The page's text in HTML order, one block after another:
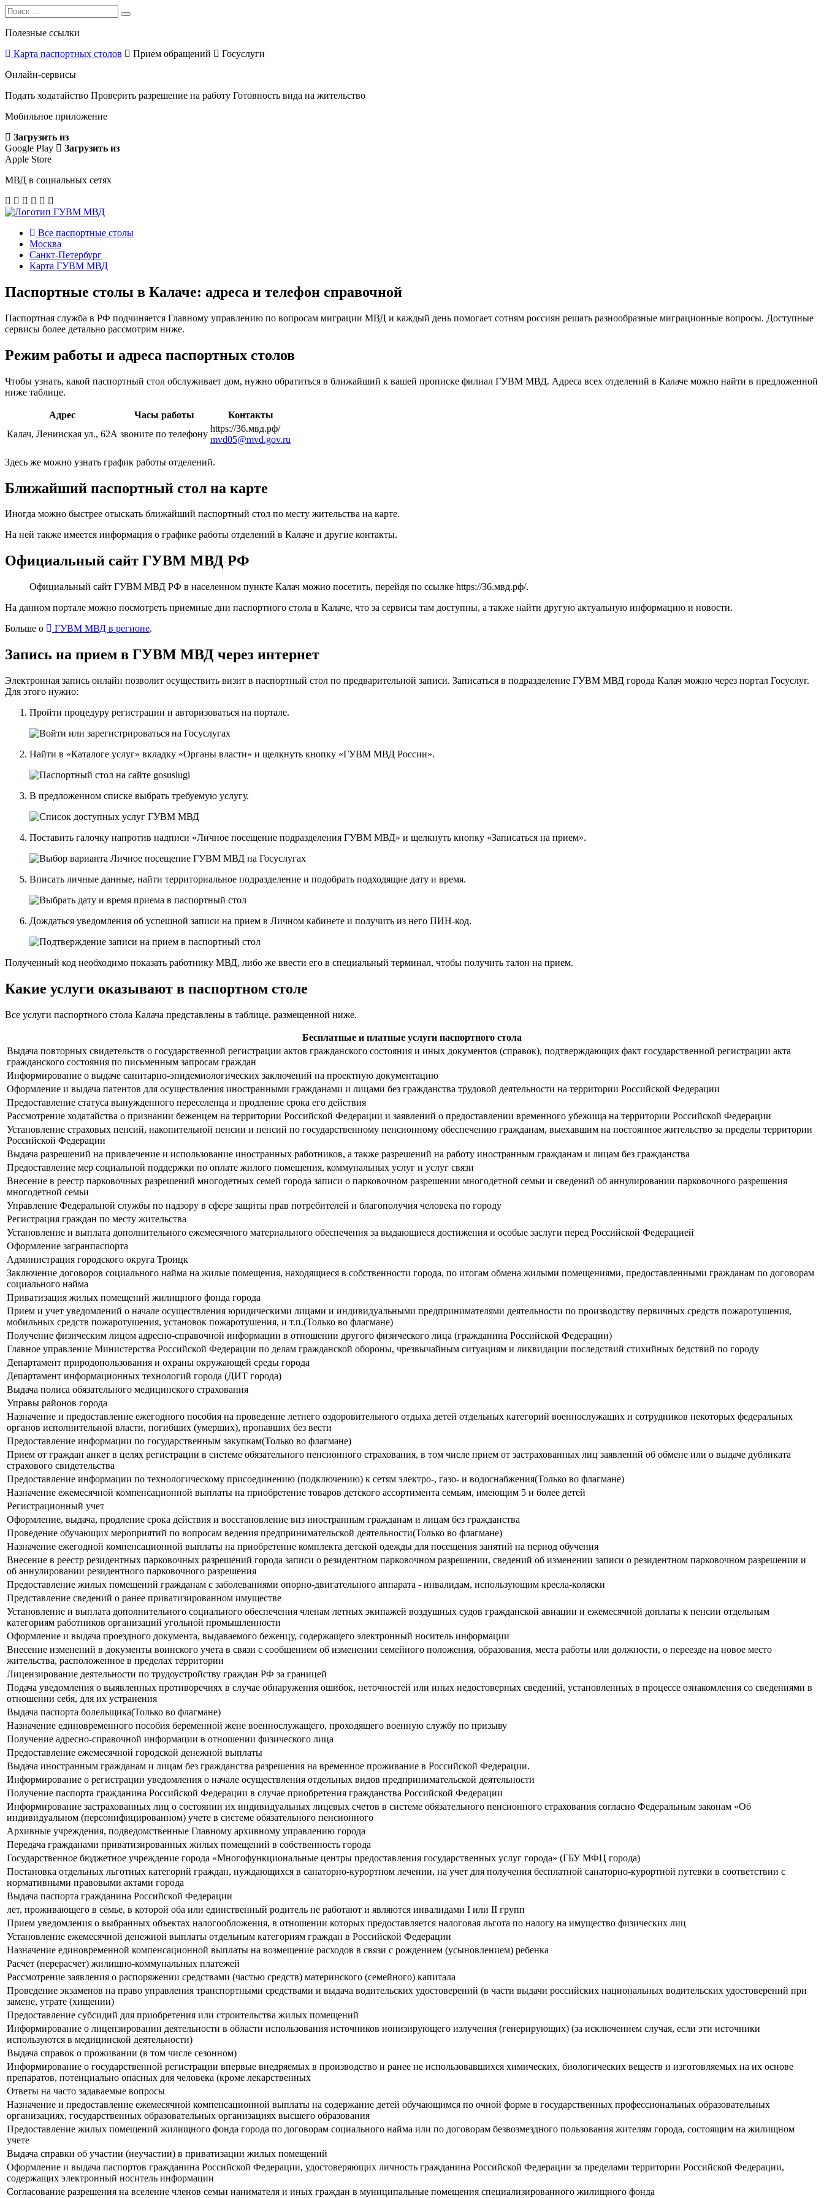
Search
for:
Search
Полезные ссылки
Карта паспортных столов
Прием обращений
Госуслуги
Онлайн-сервисы
Подать ходатайство Проверить разрешение на работу Готовность вида на жительство
Мобильное приложение
Загрузить из
Google Play
Загрузить из
Apple Store
МВД в социальных сетях
Все паспортные столы
Москва
Санкт-Петербург
Карта ГУВМ МВД
Паспортные столы в Калаче: адреса и телефон справочной
Паспортная служба в РФ подчиняется Главному управлению по вопросам миграции МВД и каждый день помогает сотням россиян решать разнообразные миграционные вопросы. Доступные
сервисы более детально рассмотрим ниже.
Режим работы и адреса паспортных столов
Чтобы узнать, какой паспортный стол обслуживает дом, нужно обратиться в ближайший к вашей прописке филиал ГУВМ МВД. Адреса всех отделений в Калаче можно найти в предложенной
ниже таблице.
Адрес Часы работы
Контакты
Калач, Ленинская ул., 62А звоните по телефону
https://36.мвд.рф/
mvd05@mvd.gov.ru
Здесь же можно узнать график работы отделений.
Ближайший паспортный стол на карте
Иногда можно быстрее отыскать ближайший паспортный стол по месту жительства на карте.
На ней также имеется информация о графике работы отделений в Калаче и другие контакты.
Официальный сайт ГУВМ МВД РФ
Официальный сайт ГУВМ МВД РФ в населенном пункте Калач можно посетить, перейдя по ссылке https://36.мвд.рф/.
На данном портале можно посмотреть приемные дни паспортного стола в Калаче, что за сервисы там доступны, а также найти другую актуальную информацию и новости.
Больше о
ГУВМ МВД в регионе.
Запись на прием в ГУВМ МВД через интернет
Электронная запись онлайн позволит осуществить визит в паспортный стол по предварительной записи. Записаться в подразделение ГУВМ МВД города Калач можно через портал Госуслуг.
Для этого нужно:
Пройти процедуру регистрации и авторизоваться на портале.
Найти в «Каталоге услуг» вкладку «Органы власти» и щелкнуть кнопку «ГУВМ МВД России».
В предложенном списке выбрать требуемую услугу.
Поставить галочку напротив надписи «Личное посещение подразделения ГУВМ МВД» и щелкнуть кнопку «Записаться на прием».
Вписать личные данные, найти территориальное подразделение и подобрать подходящие дату и время.
Дождаться уведомления об успешной записи на прием в Личном кабинете и получить из него ПИН-код.
Полученный код необходимо показать работнику МВД, либо же ввести его в специальный терминал, чтобы получить талон на прием.
Какие услуги оказывают в паспортном столе
Все услуги паспортного стола Калача представлены в таблице, размещенной ниже.
Бесплатные и платные услуги паспортного стола
Выдача повторных свидетельств о государственной регистрации актов гражданского состояния и иных документов (справок), подтверждающих факт государственной регистрации акта
гражданского состояния по письменным запросам граждан
Информирование о выдаче санитарно-эпидемиологических заключений на проектную документацию
Оформление и выдача патентов для осуществления иностранными гражданами и лицами без гражданства трудовой деятельности на территории Российской Федерации
Предоставление статуса вынужденного переселенца и продление срока его действия
Рассмотрение ходатайства о признании беженцем на территории Российской Федерации и заявлений о предоставлении временного убежища на территории Российской Федерации
Установление страховых пенсий, накопительной пенсии и пенсий по государственному пенсионному обеспечению гражданам, выехавшим на постоянное жительство за пределы территории
Российской Федерации
Выдача разрешений на привлечение и использование иностранных работников, а также разрешений на работу иностранным гражданам и лицам без гражданства
Предоставление мер социальной поддержки по оплате жилого помещения, коммунальных услуг и услуг связи
Внесение в реестр парковочных разрешений многодетных семей города записи о парковочном разрешении многодетной семьи и сведений об аннулировании парковочного разрешения
многодетной семьи
Управление Федеральной службы по надзору в сфере защиты прав потребителей и благополучия человека по городу
Регистрация граждан по месту жительства
Установление и выплата дополнительного ежемесячного материального обеспечения за выдающиеся достижения и особые заслуги перед Российской Федерацией
Оформление загранпаспорта
Администрация городского округа Троицк
Заключение договоров социального найма на жилые помещения, находящиеся в собственности города, по итогам обмена жилыми помещениями, предоставленными гражданам по договорам
социального найма
Приватизация жилых помещений жилищного фонда города
Прием и учет уведомлений о начале осуществления юридическими лицами и индивидуальными предпринимателями деятельности по производству первичных средств пожаротушения,
мобильных средств пожаротушения, установок пожаротушения, и т.п.(Только во флагмане)
Получение физическим лицом адресно-справочной информации в отношении другого физического лица (гражданина Российской Федерации)
Главное управление Министерства Российской Федерации по делам гражданской обороны, чрезвычайным ситуациям и ликвидации последствий стихийных бедствий по городу
Департамент природопользования и охраны окружающей среды города
Департамент информационных технологий города (ДИТ города)
Выдача полиса обязательного медицинского страхования
Управы районов города
Назначение и предоставление ежегодного пособия на проведение летнего оздоровительного отдыха детей отдельных категорий военнослужащих и сотрудников некоторых федеральных
органов исполнительной власти, погибших (умерших), пропавших без вести
Предоставление информации по государственным закупкам(Только во флагмане)
Прием от граждан анкет в целях регистрации в системе обязательного пенсионного страхования, в том числе прием от застрахованных лиц заявлений об обмене или о выдаче дубликата
страхового свидетельства
Предоставление информации по технологическому присоединению (подключению) к сетям электро-, газо- и водоснабжения(Только во флагмане)
Назначение ежемесячной компенсационной выплаты на приобретение товаров детского ассортимента семьям, имеющим 5 и более детей
Регистрационный учет
Оформление, выдача, продление срока действия и восстановление виз иностранным гражданам и лицам без гражданства
Проведение обучающих мероприятий по вопросам ведения предпринимательской деятельности(Только во флагмане)
Назначение ежегодной компенсационной выплаты на приобретение комплекта детской одежды для посещения занятий на период обучения
Внесение в реестр резидентных парковочных разрешений города записи о резидентном парковочном разрешении, сведений об изменении записи о резидентном парковочном разрешении и
об аннулировании резидентного парковочного разрешения
Предоставление жилых помещений гражданам с заболеваниями опорно-двигательного аппарата - инвалидам, использующим кресла-коляски
Представление сведений о ранее приватизированном имуществе
Установление и выплата дополнительного социального обеспечения членам летных экипажей воздушных судов гражданской авиации и ежемесячной доплаты к пенсии отдельным
категориям работников организаций угольной промышленности
Оформление и выдача проездного документа, выдаваемого беженцу, содержащего электронный носитель информации
Внесение изменений в документы воинского учета в связи с сообщением об изменении семейного положения, образования, места работы или должности, о переезде на новое место
жительства, расположенное в пределах территории
Лицензирование деятельности по трудоустройству граждан РФ за границей
Подача уведомления о выявленных противоречиях в случае обнаружения ошибок, неточностей или иных недостоверных сведений, установленных в процессе ознакомления со сведениями в
отношении себя, для их устранения
Выдача паспорта болельщика(Только во флагмане)
Назначение единовременного пособия беременной жене военнослужащего, проходящего военную службу по призыву
Получение адресно-справочной информации в отношении физического лица
Предоставление ежемесячной городской денежной выплаты
Выдача иностранным гражданам и лицам без гражданства разрешения на временное проживание в Российской Федерации.
Информирование о регистрации уведомления о начале осуществления отдельных видов предпринимательской деятельности
Получение паспорта гражданина Российской Федерации в случае приобретения гражданства Российской Федерации
Информирование застрахованных лиц о состоянии их индивидуальных лицевых счетов в системе обязательного пенсионного страхования согласно Федеральным законам «Об
индивидуальном (персонифицированном) учете в системе обязательного пенсионного
Архивные учреждения, подведомственные Главному архивному управлению города
Передача гражданами приватизированных жилых помещений в собственность города
Государственное бюджетное учреждение города «Многофункциональные центры предоставления государственных услуг города» (ГБУ МФЦ города)
Постановка отдельных льготных категорий граждан, нуждающихся в санаторно-курортном лечении, на учет для получения бесплатной санаторно-курортной путевки в соответствии с
нормативными правовыми актами города
Выдача паспорта гражданина Российской Федерации
лет, проживающего в семье, в которой оба или единственный родитель не работают и являются инвалидами I или II групп
Прием уведомления о выбранных объектах налогообложения, в отношении которых предоставляется налоговая льгота по налогу на имущество физических лиц
Установление ежемесячной денежной выплаты отдельным категориям граждан в Российской Федерации
Назначение единовременной компенсационной выплаты на возмещение расходов в связи с рождением (усыновлением) ребенка
Расчет (перерасчет) жилищно-коммунальных платежей
Рассмотрение заявления о распоряжении средствами (частью средств) материнского (семейного) капитала
Прoведение экзаменов на право управления транспортными средствами и выдача водительских удостоверений (в части выдачи российских национальных водительских удостоверений при
замене, утрате (хищении)
Предоставление субсидий для приобретения или строительства жилых помещений
Информирование о лицензировании деятельности в области использования источников ионизирующего излучения (генерирующих) (за исключением случая, если эти источники
используются в медицинской деятельности)
Выдача справок о проживании (в том числе сезонном)
Информирование о государственной регистрации впервые внедряемых в производство и ранее не использовавшихся химических, биологических веществ и изготовляемых на их основе
препаратов, потенциально опасных для человека (кроме лекарственных
Ответы на часто задаваемые вопросы
Назначение и предоставление ежемесячной компенсационной выплаты на содержание детей обучающимся по очной форме в государственных профессиональных образовательных
организациях, государственных образовательных организациях высшего образования
Предоставление жилых помещений жилищного фонда города по договорам социального найма или по договорам безвозмездного пользования жителям города, состоящим на жилищном
учете
Выдача справки об участии (неучастии) в приватизации жилых помещений
Оформление и выдача паспортов гражданина Российской Федерации, удостоверяющих личность гражданина Российской Федерации за пределами территории Российской Федерации,
содержащих электронный носитель информации
Согласование разрешения на вселение членов семьи нанимателя и иных граждан в муниципальные помещения специализированного жилищного фонда